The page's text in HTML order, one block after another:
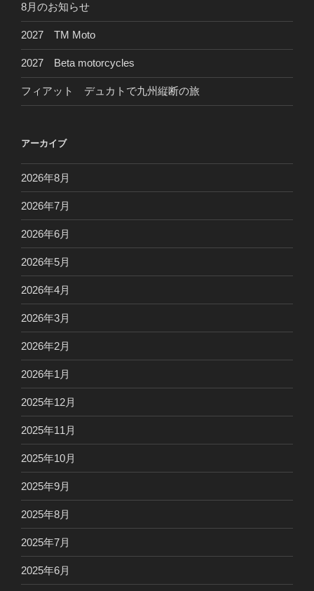
8月のお知らせ
2027 TM Moto
2027 Beta motorcycles
フィアット デュカトで九州縦断の旅
アーカイブ
2026年8月
2026年7月
2026年6月
2026年5月
2026年4月
2026年3月
2026年2月
2026年1月
2025年12月
2025年11月
2025年10月
2025年9月
2025年8月
2025年7月
2025年6月